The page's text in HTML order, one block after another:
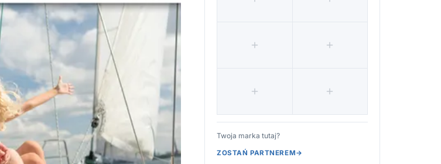
Twoja marka tutaj?
ZOSTAŃ PARTNEREM→